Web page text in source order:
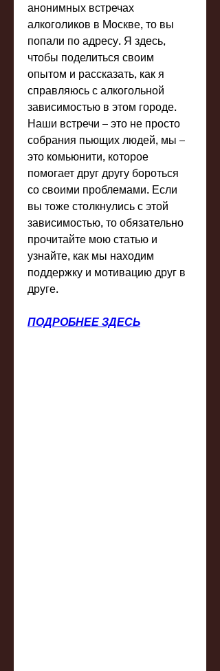
анонимных встречах
алкоголиков в Москве, то вы
попали по адресу. Я здесь,
чтобы поделиться своим
опытом и рассказать, как я
справляюсь с алкогольной
зависимостью в этом городе.
Наши встречи – это не просто
собрания пьющих людей, мы –
это комьюнити, которое
помогает друг другу бороться
со своими проблемами. Если
вы тоже столкнулись с этой
зависимостью, то обязательно
прочитайте мою статью и
узнайте, как мы находим
поддержку и мотивацию друг в
друге.
ПОДРОБНЕЕ ЗДЕСЬ